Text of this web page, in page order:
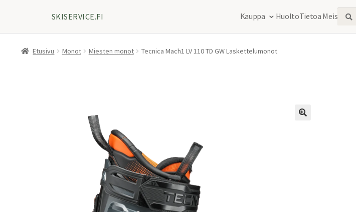
SKISERVICE.FI Kauppa HuoltoTietoa MeistäEtsi:
Haku
Etusivu Monot Miesten monot Tecnica Mach1 LV 110 TD GW Laskettelumonot